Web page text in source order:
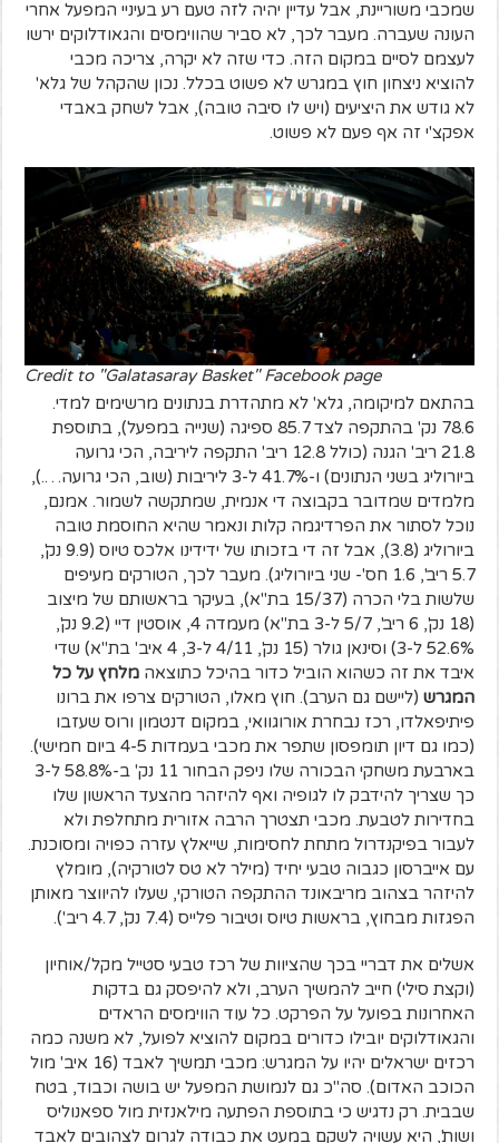
שמכבי משוריינת, אבל עדיין יהיה לזה טעם רע בעיניי המפעל אחרי
העונה שעברה. מעבר לכך, לא סביר שהווימסים והגאודלוקים ירשו
לעצמם לסיים במקום הזה. כדי שזה לא יקרה, צריכה מכבי
להוציא ניצחון חוץ במגרש לא פשוט בכלל. נכון שהקהל של גלא'
לא גודש את היציעים (ויש לו סיבה טובה), אבל לשחק באבדי
אפקצ'י זה אף פעם לא פשוט.
Credit to "Galatasaray Basket" Facebook page
בהתאם למיקומה, גלא' לא מתהדרת בנתונים מרשימים למדי.
78.6 נק' בהתקפה לצד 85.7 ספיגה (שנייה במפעל), בתוספת
21.8 ריב' הגנה (כולל 12.8 ריב' התקפה ליריבה, הכי גרועה
ביורוליג בשני הנתונים) ו-41.7% ל-3 ליריבות (שוב, הכי גרועה….),
מלמדים שמדובר בקבוצה די אנמית, שמתקשה לשמור. אמנם,
נוכל לסתור את הפרדיגמה קלות ונאמר שהיא החוסמת טובה
ביורוליג (3.8), אבל זה די בזכותו של ידידינו אלכס טיוס (9.9 נק',
5.7 ריב', 1.6 חס'- שני ביורוליג). מעבר לכך, הטורקים מעיפים
שלשות בלי הכרה (15/37 בת"א), בעיקר בראשותם של מיצוב
(18 נק', 6 ריב', 5/7 ל-3 בת"א) מעמדה 4, אוסטין דיי (9.2 נק',
52.6% ל-3) וסינאן גולר (15 נק', 4/11 ל-3, 4 איב' בת"א) שדי
איבד את זה כשהוא הוביל כדור בהיכל כתוצאהמלחץ על כל
המגרש (ליישם גם הערב). חוץ מאלו, הטורקים צרפו את ברונו
פיתיפאלדו, רכז נבחרת אורוגוואי, במקום דנטמון ורוס שעזבו
(כמו גם דיון תומפסון שתפר את מכבי בעמדות 4-5 ביום חמישי).
בארבעת משחקי הבכורה שלו ניפק הבחור 11 נק' ב-58.8% ל-3
כך שצריך להידבק לו לגופיה ואף להיזהר מהצעד הראשון שלו
בחדירות לטבעת. מכבי תצטרך הרבה אזורית מתחלפת ולא
לעבור בפיקנדרול מתחת לחסימות, שייאלץ עזרה כפויה ומסוכנת.
עם אייברסון כגבוה טבעי יחיד (מילר לא טס לטורקיה), מומלץ
להיזהר בצהוב מריבאונד ההתקפה הטורקי, שעלו להיווצר מאותן
הפגזות מבחוץ, בראשות טיוס וטיבור פלייס (7.4 נק', 4.7 ריב').
אשלים את דבריי בכך שהציוות של רכז טבעי סטייל מקל/אוחיון
(וקצת סילי) חייב להמשיך הערב, ולא להיפסק גם בדקות
האחרונות בפועל על הפרקט. כל עוד הווימסים הראדים
והגאודלוקים יובילו כדורים במקום להוציא לפועל, לא משנה כמה
רכזים ישראלים יהיו על המגרש: מכבי תמשיך לאבד (16 איב' מול
הכוכב האדום). סה"כ גם לנמושת המפעל יש בושה וכבוד, בטח
שבבית. רק נדגיש כי בתוספת הפתעה מילאנזית מול ספאנוליס
ושות', היא עשויה לשקם במעט את כבודה לגרום לצהובים לאבד